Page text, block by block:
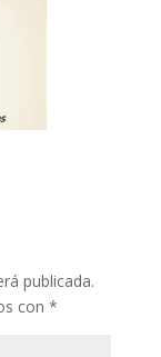
publicada.
con *